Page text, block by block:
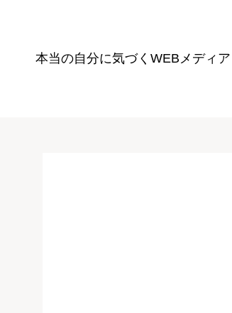
本当の自分に気づく WEBメディア